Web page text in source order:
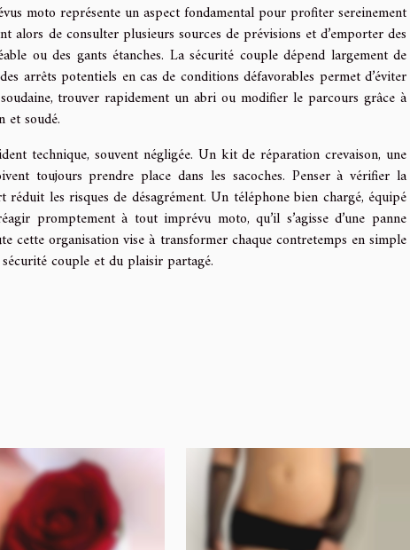
moto représente un aspect fondamental pour profiter sereinement
de consulter plusieurs sources de prévisions et d’emporter des
ou des gants étanches. La sécurité couple dépend largement de
arrêts potentiels en cas de conditions défavorables permet d’éviter
trouver rapidement un abri ou modifier le parcours grâce à
et soudé.
technique, souvent négligée. Un kit de réparation crevaison, une
toujours prendre place dans les sacoches. Penser à vérifier la
les risques de désagrément. Un téléphone bien chargé, équipé
promptement à tout imprévu moto, qu’il s’agisse d’une panne
cette organisation vise à transformer chaque contretemps en simple
couple et du plaisir partagé.